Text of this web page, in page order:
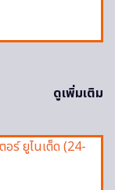
ดูเพิ่มเติม